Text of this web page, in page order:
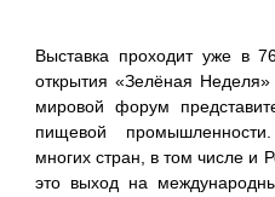
Выставка проходит уже в
открытия «Зелёная
мировой форум
пищевой
многих стран, в том числе и
это выход на